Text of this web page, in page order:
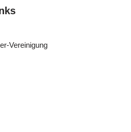
Vereinigung